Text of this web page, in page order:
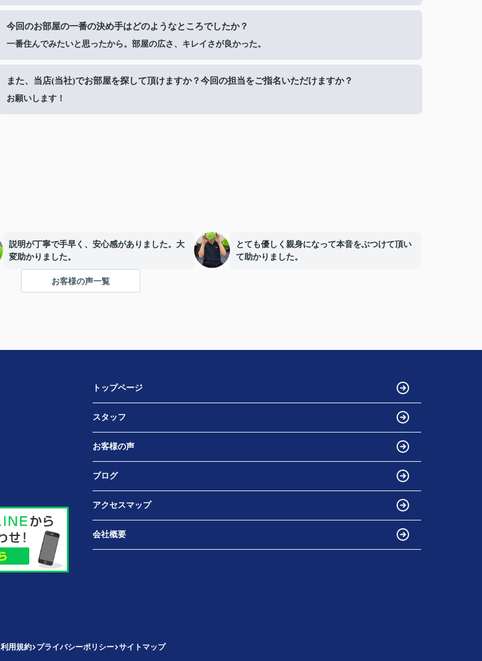
今回のお部屋の一番の決め手はどのようなところでしたか？
一番住んでみたいと思ったから。部屋の広さ、キレイさが良かった。
また、当店(当社)でお部屋を探して頂けますか？今回の担当をご指名いただけますか？
お願いします！
説明が丁寧で手早く、安心感がありました。大
変助かりました。
とても優しく親身になって本音をぶつけて頂い
て助かりました。
お客様の声一覧
トップページ
スタッフ
お客様の声
ブログ
アクセスマップ
会社概要
利用規約 プライバシーポリシー サイトマップ